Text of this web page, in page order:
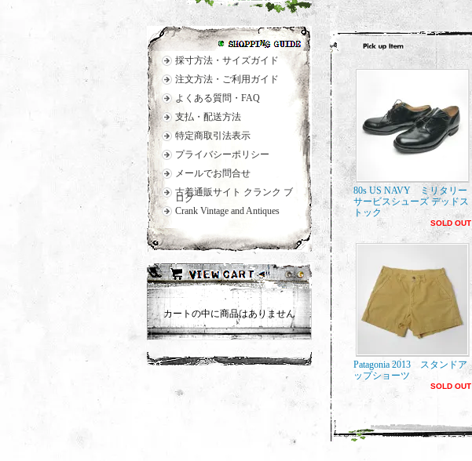
採寸方法・サイズガイド
注文方法・ご利用ガイド
よくある質問・FAQ
支払・配送方法
特定商取引法表示
プライバシーポリシー
メールでお問合せ
古着通販サイト クランク ブ
ログ
Crank Vintage and Antiques
カートの中に商品はありません
80s US NAVY ミリタリー
サービスシューズ デッドス
トック
SOLD OUT
Patagonia 2013 スタンドア
ップショーツ
SOLD OUT